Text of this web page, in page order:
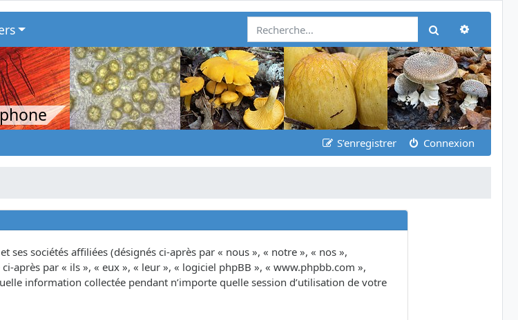
Rechercher
S’enregistrer Connexion
sociétés affiliées (désignés ci-après par « nous », « notre », « nos »,
après par « ils », « eux », « leur », « logiciel phpBB », « www.phpbb.com »,
information collectée pendant n’importe quelle session d’utilisation de votre